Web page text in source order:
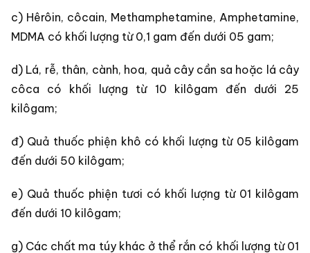
c) Hêrôin, côcain, Methamphetamine, Amphetamine,
MDMA có khối lượng từ 0,1 gam đến dưới 05 gam;
d) Lá, rễ, thân, cành, hoa, quả cây cần sa hoặc lá cây
côca có khối lượng từ 10 kilôgam đến dưới 25
kilôgam;
đ) Quả thuốc phiện khô có khối lượng từ 05 kilôgam
đến dưới 50 kilôgam;
e) Quả thuốc phiện tươi có khối lượng từ 01 kilôgam
đến dưới 10 kilôgam;
g) Các chất ma túy khác ở thể rắn có khối lượng từ 01